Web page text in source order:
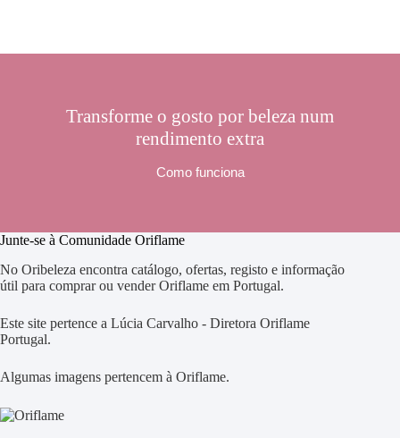
Transforme o gosto por beleza num
rendimento extra
Como funciona
Junte-se à Comunidade Oriflame
No Oribeleza encontra catálogo, ofertas, registo e informação
útil para comprar ou vender Oriflame em Portugal.
Este site pertence a Lúcia Carvalho - Diretora Oriflame
Portugal.
Algumas imagens pertencem à Oriflame.